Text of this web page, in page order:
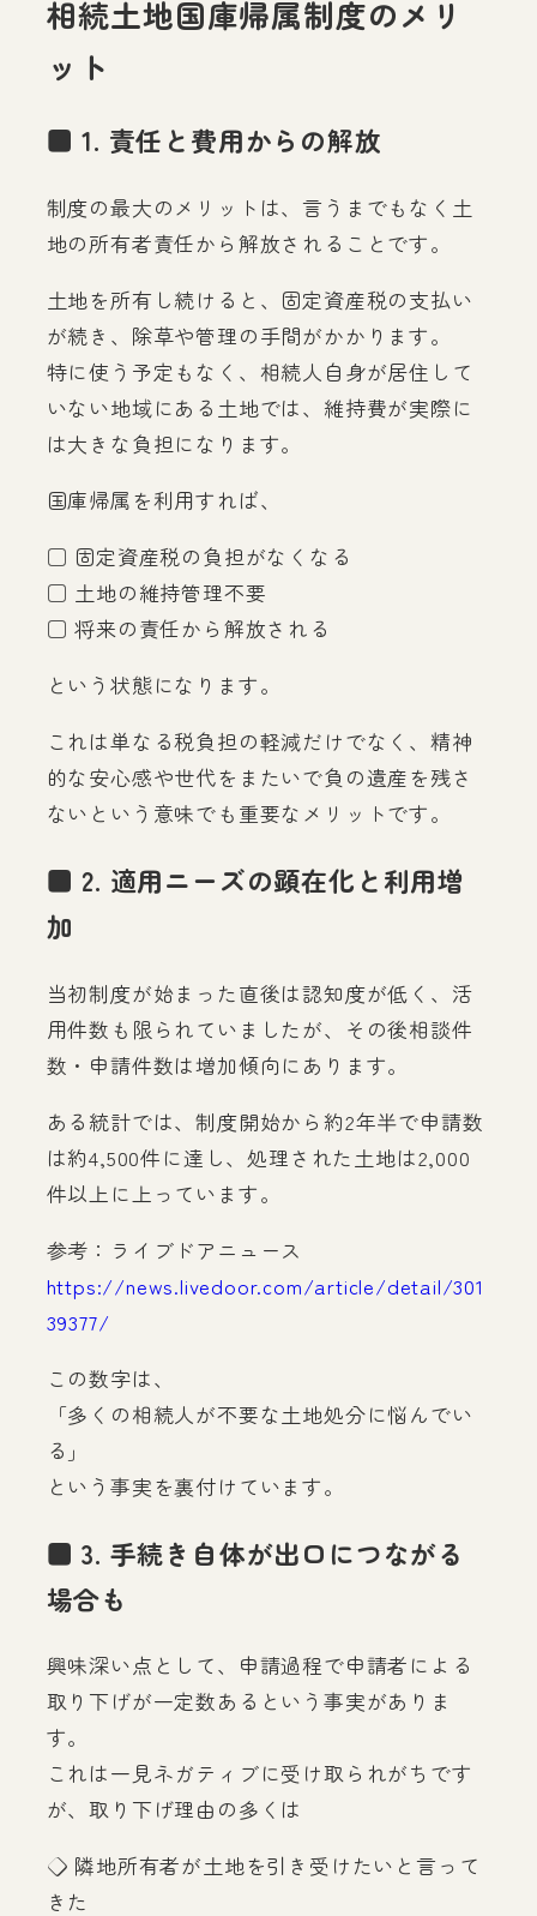
相続土地国庫帰属制度のメリ
ット
■ 1. 責任と費用からの解放
制度の最大のメリットは、言うまでもなく土
地の所有者責任から解放されることです。
土地を所有し続けると、固定資産税の支払い
が続き、除草や管理の手間がかかります。
特に使う予定もなく、相続人自身が居住して
いない地域にある土地では、維持費が実際に
は大きな負担になります。
国庫帰属を利用すれば、
□ 固定資産税の負担がなくなる
□ 土地の維持管理不要
□ 将来の責任から解放される
という状態になります。
これは単なる税負担の軽減だけでなく、精神
的な安心感や世代をまたいで負の遺産を残さ
ないという意味でも重要なメリットです。
■ 2. 適用ニーズの顕在化と利用増
加
当初制度が始まった直後は認知度が低く、活
用件数も限られていましたが、その後相談件
数・申請件数は増加傾向にあります。
ある統計では、制度開始から約2年半で申請数
は約4,500件に達し、処理された土地は2,000
件以上に上っています。
参考：ライブドアニュース
https://news.livedoor.com/article/detail/301
39377/
この数字は、
「多くの相続人が不要な土地処分に悩んでい
る」
という事実を裏付けています。
■ 3. 手続き自体が出口につながる
場合も
興味深い点として、申請過程で申請者による
取り下げが一定数あるという事実がありま
す。
これは一見ネガティブに受け取られがちです
が、取り下げ理由の多くは
◇ 隣地所有者が土地を引き受けたいと言って
きた